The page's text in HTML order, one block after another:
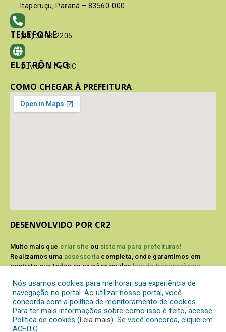
Itaperuçu, Paraná – 83560-000
TELEFONE
(41) 3603-2205
ELETRÔNICO
Ouvidoria / e-SIC
COMO CHEGAR À PREFEITURA
DESENVOLVIDO POR CR2
Muito mais que criar site ou sistema para prefeituras!
Realizamos uma assessoria completa, onde garantimos em
contrato que todas as exigências dasleis de transparência
Conheça oPNTPe oRadar da Transparência Pública
Nós usamos cookies para melhorar sua experiência de
navegação no portal. Ao utilizar nosso portal, você
concorda com a política de monitoramento de cookies.
Para ter mais informações sobre como isso é feito, acesse
Política de cookies (Leia mais). Se você concorda, clique em
ACEITO.